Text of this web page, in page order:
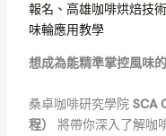
報名、高雄咖啡烘焙技
味輪應用教學
想成為能精準掌控風味
桑卓咖啡研究學院 SCA
程）
將帶你深入了解咖